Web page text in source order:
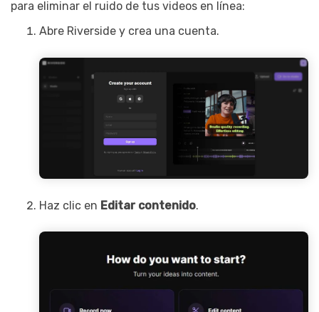
para eliminar el ruido de tus videos en línea:
Abre Riverside y crea una cuenta.
Haz clic en Editar contenido.